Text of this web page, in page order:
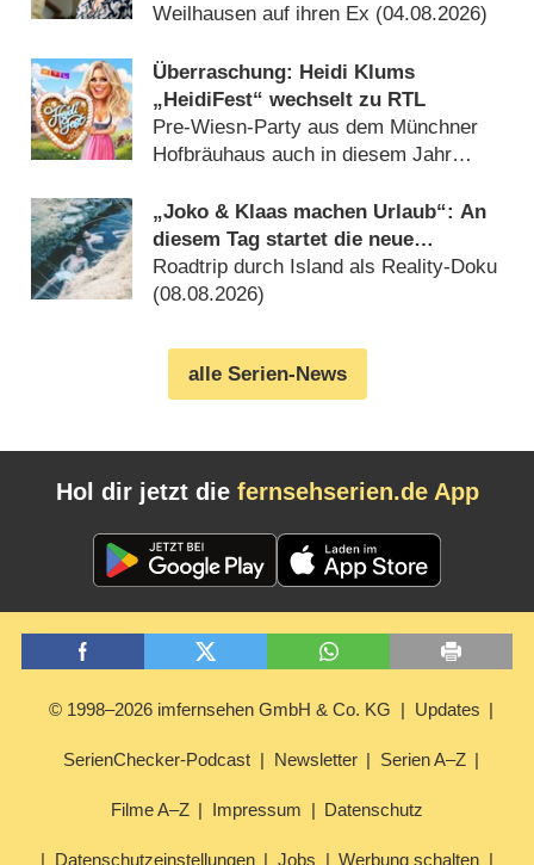
Weilhausen auf ihren Ex (04.08.2026)
Überraschung: Heidi Klums
„HeidiFest“ wechselt zu RTL
Pre-Wiesn-Party aus dem Münchner
Hofbräuhaus auch in diesem Jahr
„Joko & Klaas machen Urlaub“: An
diesem Tag startet die neue
Sendung des Entertainer-Duos
Roadtrip durch Island als Reality-Doku
(08.08.2026)
alle Serien-News
Hol dir jetzt die fernsehserien.de App
© 1998–2026 imfernsehen GmbH & Co. KG Updates
SerienChecker-Podcast Newsletter Serien A–Z
Filme A–Z Impressum Datenschutz
Datenschutzeinstellungen Jobs Werbung schalten